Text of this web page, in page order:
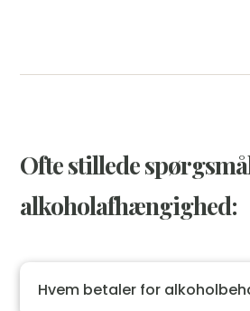
Ofte stillede
alkoholafhængighed:
Hvem betaler for